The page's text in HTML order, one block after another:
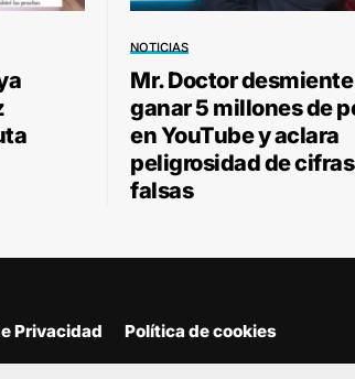
NOTICIAS
Mr. Doctor desmiente
ganar 5 millones de
en YouTube y aclara
peligrosidad de cifras
falsas
Privacidad Política de cookies